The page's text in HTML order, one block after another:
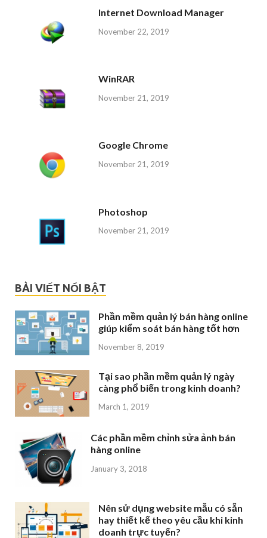
Internet Download Manager
November 22, 2019
WinRAR
November 21, 2019
Google Chrome
November 21, 2019
Photoshop
November 21, 2019
BÀI VIẾT NỔI BẬT
Phần mềm quản lý bán hàng online
giúp kiểm soát bán hàng tốt hơn
November 8, 2019
Tại sao phần mềm quản lý ngày
càng phổ biến trong kinh doanh?
March 1, 2019
Các phần mềm chỉnh sửa ảnh bán
hàng online
January 3, 2018
Nên sử dụng website mẫu có sẵn
hay thiết kế theo yêu cầu khi kinh
doanh trực tuyến?